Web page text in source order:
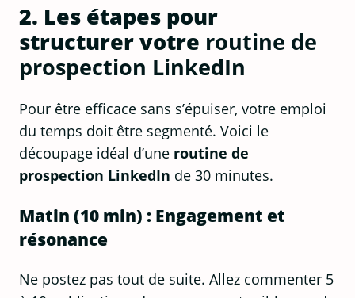
2. Les étapes pour
structurer votre routine de
prospection LinkedIn
Pour être efficace sans s’épuiser, votre emploi
du temps doit être segmenté. Voici le
découpage idéal d’une routine de
prospection LinkedIn de 30 minutes.
Matin (10 min) : Engagement et
résonance
Ne postez pas tout de suite. Allez commenter 5